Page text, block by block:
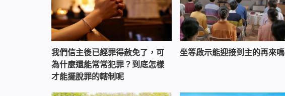
我們信主後已經罪得赦免了，可
為什麼還能常常犯罪？到底怎樣
才能擺脫罪的轄制呢
坐等啟示能迎接到主的再來嗎